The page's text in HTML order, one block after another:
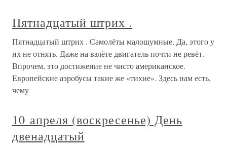
Пятнадцатый штрих .
Пятнадцатый штрих . Самолёты малошумные. Да, этого у
их не отнять. Даже на взлёте двигатель почти не ревёт.
Впрочем, это достижение не чисто американское.
Европейские аэробусы такие же «тихие». Здесь нам есть,
чему
10 апреля (воскресенье) День
двенадцатый